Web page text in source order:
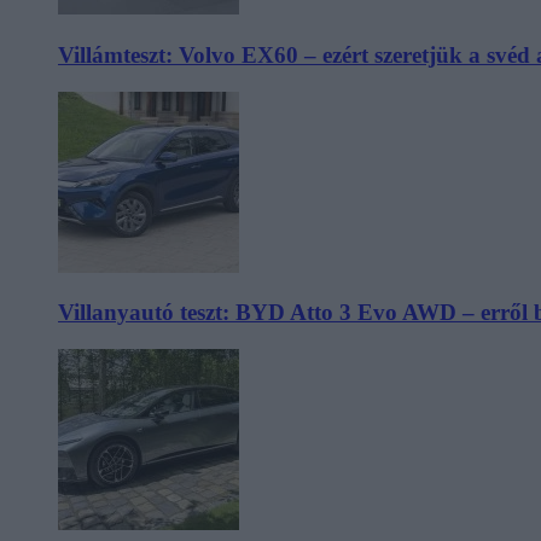
Villámteszt: Volvo EX60 – ezért szeretjük a svéd
Villanyautó teszt: BYD Atto 3 Evo AWD – erről